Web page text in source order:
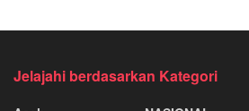
Jelajahi berdasarkan Kategori